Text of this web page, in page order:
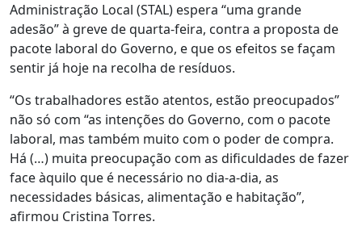
Administração Local (STAL) espera “uma grande
adesão” à greve de quarta-feira, contra a proposta de
pacote laboral do Governo, e que os efeitos se façam
sentir já hoje na recolha de resíduos.
“Os trabalhadores estão atentos, estão preocupados”
não só com “as intenções do Governo, com o pacote
laboral, mas também muito com o poder de compra.
Há (…) muita preocupação com as dificuldades de fazer
face àquilo que é necessário no dia-a-dia, as
necessidades básicas, alimentação e habitação”,
afirmou Cristina Torres.